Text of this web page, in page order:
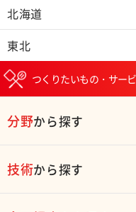
北海道
東北
つくりたいもの・サー
分野から探す
技術から探す